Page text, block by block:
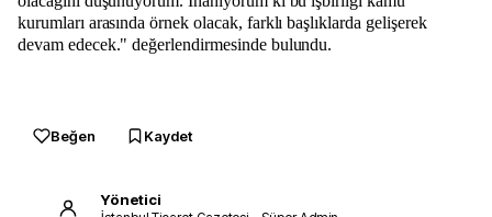
kurumları arasında örnek olacak, farklı başlıklarda gelişerek
devam edecek." değerlendirmesinde bulundu.
Beğen Kaydet
Yönetici